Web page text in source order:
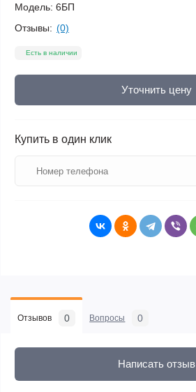
Модель: 6БП
Отзывы: (0)
Есть в наличии
Уточнить цену
Купить в один клик
Отзывов 0 Вопросы 0
Написать отзыв